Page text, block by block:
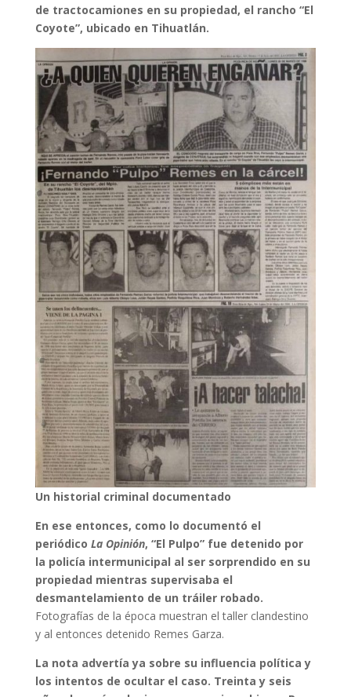
de tractocamiones en su propiedad, el rancho “El
Coyote”, ubicado en Tihuatlán.
Un historial criminal documentado
En ese entonces, como lo documentó el
periódico La Opinión, “El Pulpo” fue detenido por
la policía intermunicipal al ser sorprendido en su
propiedad mientras supervisaba el
desmantelamiento de un tráiler robado.
Fotografías de la época muestran el taller clandestino
y al entonces detenido Remes Garza.
La nota advertía ya sobre su influencia política y
los intentos de ocultar el caso. Treinta y seis